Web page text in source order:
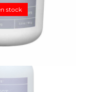
32.95 Offre
stock